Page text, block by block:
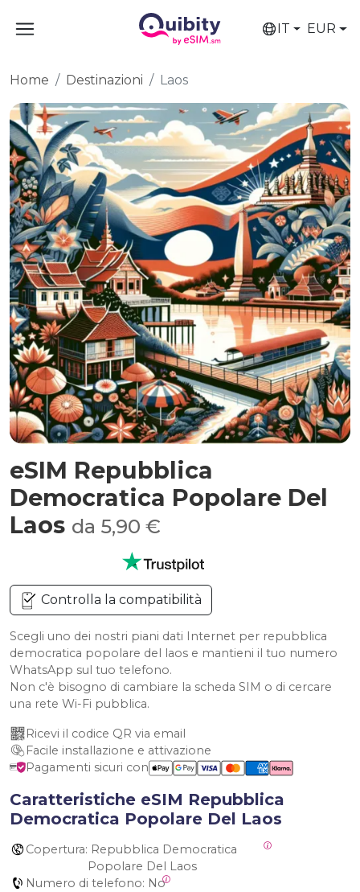
IT EUR
Home Destinazioni Laos
eSIM Repubblica
Democratica Popolare Del
Laos da 5,90 €
Controlla la compatibilità
Scegli uno dei nostri piani dati Internet per repubblica
democratica popolare del laos e mantieni il tuo numero
WhatsApp sul tuo telefono.
Non c'è bisogno di cambiare la scheda SIM o di cercare
una rete Wi-Fi pubblica.
Ricevi il codice QR via email
Facile installazione e attivazione
Pagamenti sicuri con
Caratteristiche eSIM Repubblica
Democratica Popolare Del Laos
Copertura:
Popolare Del Laos
Numero di telefono: No